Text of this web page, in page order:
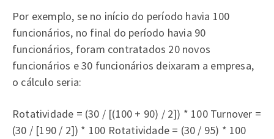
Por exemplo, se no início do período havia 100
funcionários, no final do período havia 90
funcionários, foram contratados 20 novos
funcionários e 30 funcionários deixaram a empresa,
o cálculo seria:
Rotatividade = (30 / [(100 + 90) / 2]) * 100 Turnover =
(30 / [190 / 2]) * 100 Rotatividade = (30 / 95) * 100